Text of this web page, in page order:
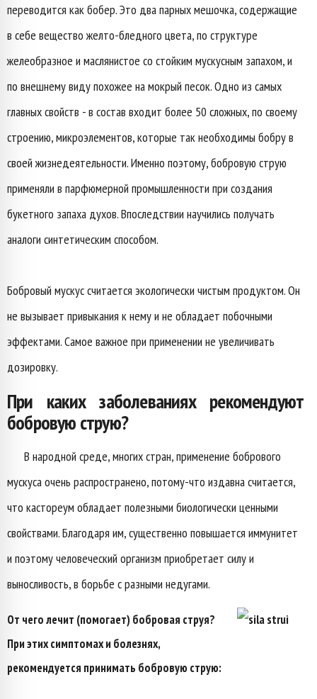
переводится как бобер. Это два парных мешочка, содержащие
в себе вещество желто-бледного цвета, по структуре
желеобразное и маслянистое со стойким мускусным запахом, и
по внешнему виду похожее на мокрый песок. Одно из самых
главных свойств - в состав входит более 50 сложных, по своему
строению, микроэлементов, которые так необходимы бобру в
своей жизнедеятельности. Именно поэтому, бобровую струю
применяли в парфюмерной промышленности при создания
букетного запаха духов. Впоследствии научились получать
аналоги синтетическим способом.
Бобровый мускус считается экологически чистым продуктом. Он
не вызывает привыкания к нему и не обладает побочными
эффектами. Самое важное при применении не увеличивать
дозировку.
При каких заболеваниях рекомендуют
бобровую струю?
В народной среде, многих стран, применение бобрового
мускуса очень распространено, потому-что издавна считается,
что кастореум обладает полезными биологически ценными
свойствами. Благодаря им, существенно повышается иммунитет
и поэтому человеческий организм приобретает силу и
выносливость, в борьбе с разными недугами.
От чего лечит (помогает) бобровая струя?
При этих симптомах и болезнях,
рекомендуется принимать бобровую струю: